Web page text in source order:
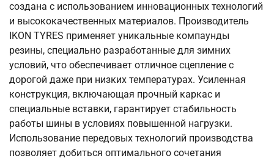
создана с использованием инновационных технологий
и высококачественных материалов. Производитель
IKON TYRES применяет уникальные компаунды
резины, специально разработанные для зимних
условий, что обеспечивает отличное сцепление с
дорогой даже при низких температурах. Усиленная
конструкция, включающая прочный каркас и
специальные вставки, гарантирует стабильность
работы шины в условиях повышенной нагрузки.
Использование передовых технологий производства
позволяет добиться оптимального сочетания